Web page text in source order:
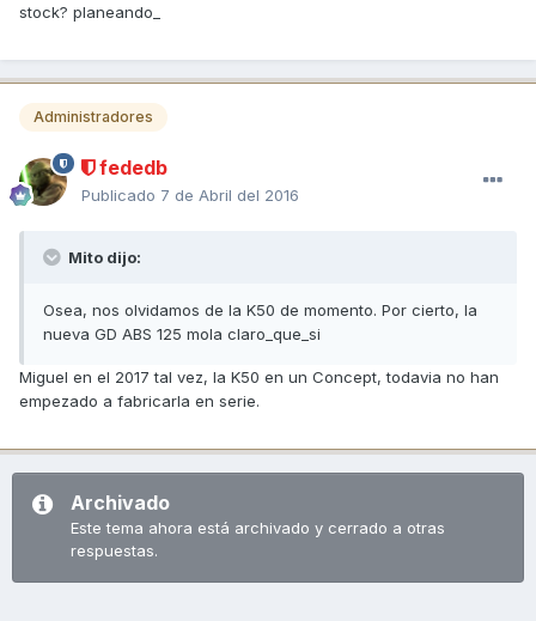
stock? planeando_
Administradores
fededb
Publicado 7 de Abril del 2016
Mito dijo:
Osea, nos olvidamos de la K50 de momento. Por cierto, la
nueva GD ABS 125 mola claro_que_si
Miguel en el 2017 tal vez, la K50 en un Concept, todavia no han
empezado a fabricarla en serie.
Archivado
Este tema ahora está archivado y cerrado a otras
respuestas.